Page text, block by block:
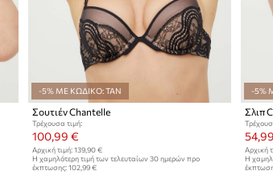
-5% ΜΕ ΚΩΔΙΚΟ: TAN
Σουτιέν Chantelle
Τρέχουσα τιμή:
100,99 €
Αρχική τιμή: 139,90 €
Η χαμηλότερη τιμή των τελευταίων 30 ημερών προ
έκπτωσης: 102,99 €
-5%
Σλιπ
Αρχική
Η